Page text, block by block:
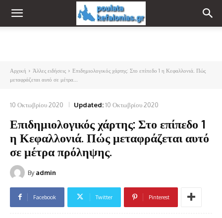
Αρχική Άλλες ειδήσεις
Επιδημιολογικός χάρτης: Στο επίπεδο 1 η Κεφαλλονιά. Πώς
μεταφράζεται αυτό σε μέτρα...
10 Οκτωβρίου 2020 Updated:10 Οκτωβρίου 2020
Επιδημιολογικός χάρτης: Στο επίπεδο 1
η Κεφαλλονιά. Πώς μεταφράζεται αυτό
σε μέτρα πρόληψης.
By admin
Facebook Twitter Pinterest